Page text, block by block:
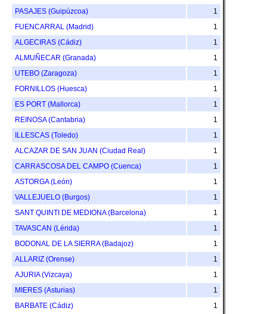
PASAJES (Guipúzcoa)
1
FUENCARRAL (Madrid)
1
ALGECIRAS (Cádiz)
1
ALMUÑECAR (Granada)
1
UTEBO (Zaragoza)
1
FORNILLOS (Huesca)
1
ES PORT (Mallorca)
1
REINOSA (Cantabria)
1
ILLESCAS (Toledo)
1
ALCAZAR DE SAN JUAN (Ciudad Real)
1
CARRASCOSA DEL CAMPO (Cuenca)
1
ASTORGA (León)
1
VALLEJUELO (Burgos)
1
SANT QUINTI DE MEDIONA (Barcelona)
1
TAVASCAN (Lérida)
1
BODONAL DE LA SIERRA (Badajoz)
1
ALLARIZ (Orense)
1
AJURIA (Vizcaya)
1
MIERES (Asturias)
1
BARBATE (Cádiz)
1